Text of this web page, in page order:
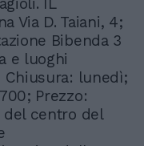
IL
Via D. Taiani, 4;
Bibenda 3
e luoghi
lunedì;
Prezzo:
del centro del